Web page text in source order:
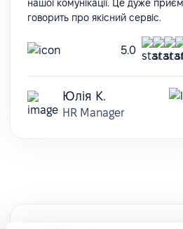
нашої комунікації. Це дуже
говорить про якісний сервіс.
5.0
Юлія К.
HR Manager